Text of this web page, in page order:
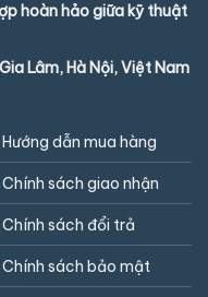
hoàn hảo giữa kỹ thuật
Lâm, Hà Nội, Việt Nam
Hướng dẫn mua hàng
Chính sách giao nhận
Chính sách đổi trả
Chính sách bảo mật